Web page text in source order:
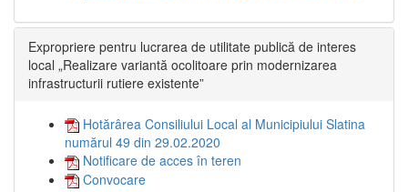
Expropriere pentru lucrarea de utilitate publică de interes
local „Realizare variantă ocolitoare prin modernizarea
infrastructurii rutiere existente”
Hotărârea Consiliului Local al Municipiului Slatina
numărul 49 din 29.02.2020
Notificare de acces în teren
Convocare